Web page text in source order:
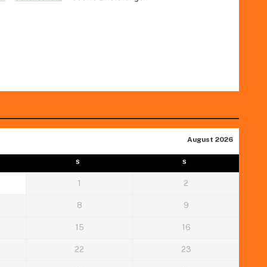
August 2026
S S
1 2
8 9
15 16
22 23